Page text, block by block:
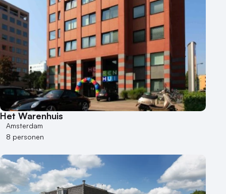
Het Warenhuis
Amsterdam
8 personen